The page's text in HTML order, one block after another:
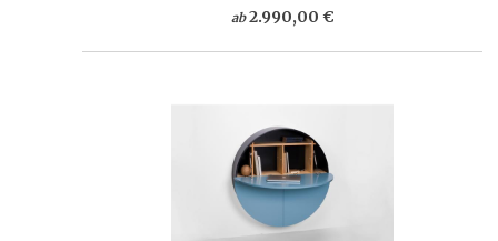
ab 2.990,00 €